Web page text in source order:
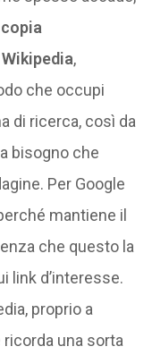
copia
,
che occupi
di ricerca, così da
bisogno che
Per Google
mantiene il
che questo la
link d’interesse.
proprio a
una sorta